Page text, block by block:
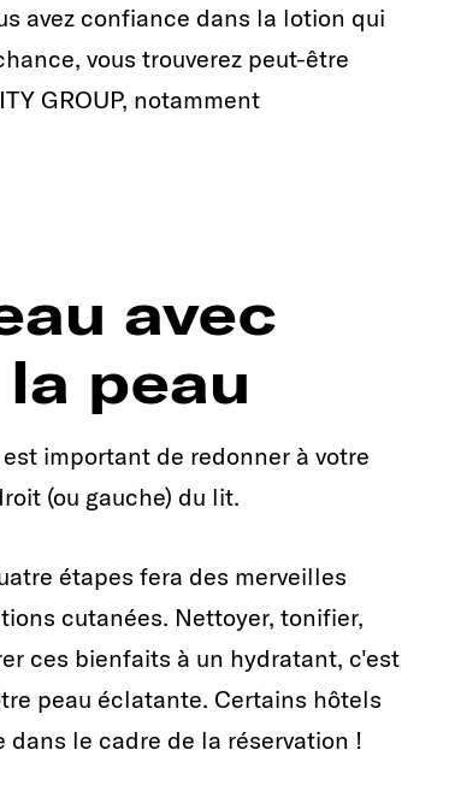
avez confiance dans la lotion qui
vous trouverez peut-être
GROUP, notamment
avec
peau
important de redonner à votre
(ou gauche) du lit.
étapes fera des merveilles
cutanées. Nettoyer, tonifier,
ces bienfaits à un hydratant, c'est
peau éclatante. Certains hôtels
le cadre de la réservation !